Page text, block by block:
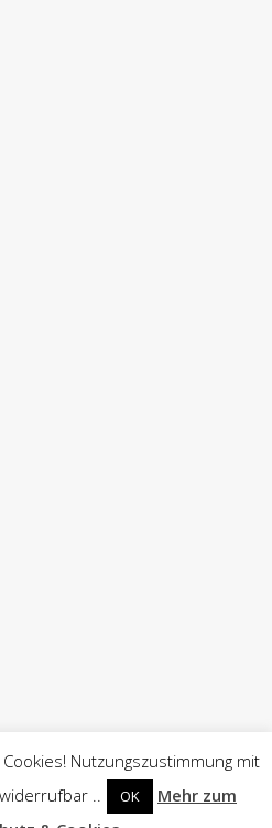
Nutzungszustimmung mit
..
OK
Mehr zum